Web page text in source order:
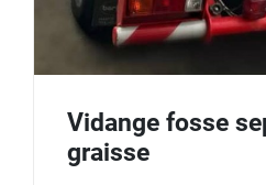
Vidange fosse
graisse